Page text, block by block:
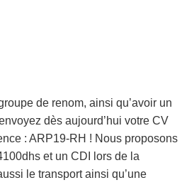
de renom, ainsi qu’avoir un
dès aujourd’hui votre CV
: ARP19-RH ! Nous proposons
et un CDI lors de la
le transport ainsi qu’une